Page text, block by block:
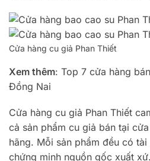
Cửa hàng cu giả Phan Thiết
Xem thêm: Top 7 cửa hàng
Đồng Nai
Cửa hàng cu giả Phan Thiết
cả sản phẩm cu giả bán tại
hãng. Mỗi sản phẩm đều có
chứng minh nguồn gốc xuất